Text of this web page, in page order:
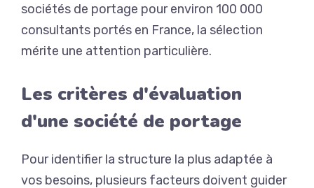
sociétés de portage pour environ 100 000
consultants portés en France, la sélection
mérite une attention particulière.
Les critères d'évaluation
d'une société de portage
Pour identifier la structure la plus adaptée à
vos besoins, plusieurs facteurs doivent guider